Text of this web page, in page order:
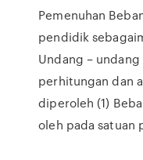
Pemenuhan
pendidik
Undang –
perhitungan dan
diperoleh (1)
oleh pada satuan